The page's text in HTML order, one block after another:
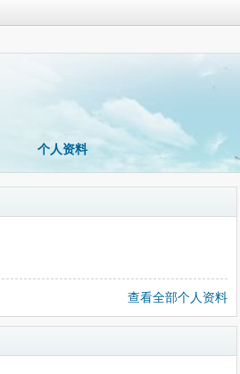
个人资料
查看全部个人资料